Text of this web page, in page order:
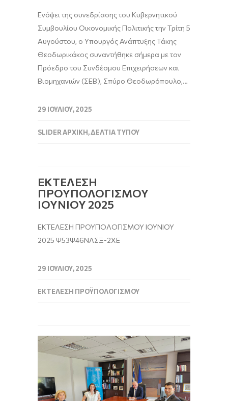
Ενόψει της συνεδρίασης του Κυβερνητικού
Συμβουλίου Οικονομικής Πολιτικής την Τρίτη 5
Αυγούστου, ο Υπουργός Ανάπτυξης Τάκης
Θεοδωρικάκος συναντήθηκε σήμερα με τον
Πρόεδρο του Συνδέσμου Επιχειρήσεων και
Βιομηχανιών (ΣΕΒ), Σπύρο Θεοδωρόπουλο,…
29 ΙΟΥΛΊΟΥ, 2025
SLIDER ΑΡΧΙΚΉ,ΔΕΛΤΊΑ ΤΎΠΟΥ
ΕΚΤΕΛΕΣΗ
ΠΡΟΥΠΟΛΟΓΙΣΜΟΥ
ΙΟΥΝΙΟΥ 2025
ΕΚΤΕΛΕΣΗ ΠΡΟΥΠΟΛΟΓΙΣΜΟΥ ΙΟΥΝΙΟΥ
2025 Ψ53Ψ46ΝΛΣΞ-2ΧΕ
29 ΙΟΥΛΊΟΥ, 2025
ΕΚΤΈΛΕΣΗ ΠΡΟΫΠΟΛΟΓΙΣΜΟΎ